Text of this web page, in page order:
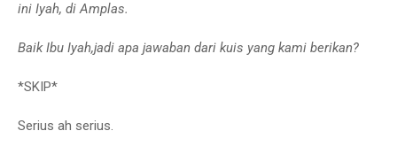
ini Iyah, di Amplas.
Baik Ibu Iyah,jadi apa jawaban dari kuis yang kami berikan?
*SKIP*
Serius ah serius.